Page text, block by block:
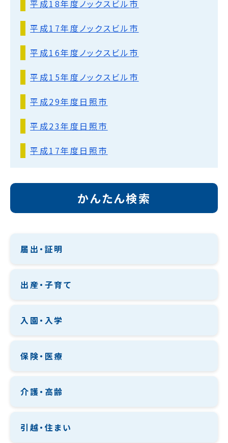
平成18年度ノックスビル市
平成17年度ノックスビル市
平成16年度ノックスビル市
平成15年度ノックスビル市
平成29年度日照市
平成23年度日照市
平成17年度日照市
かんたん検索
届出・証明
出産・子育て
入園・入学
保険・医療
介護・高齢
引越・住まい